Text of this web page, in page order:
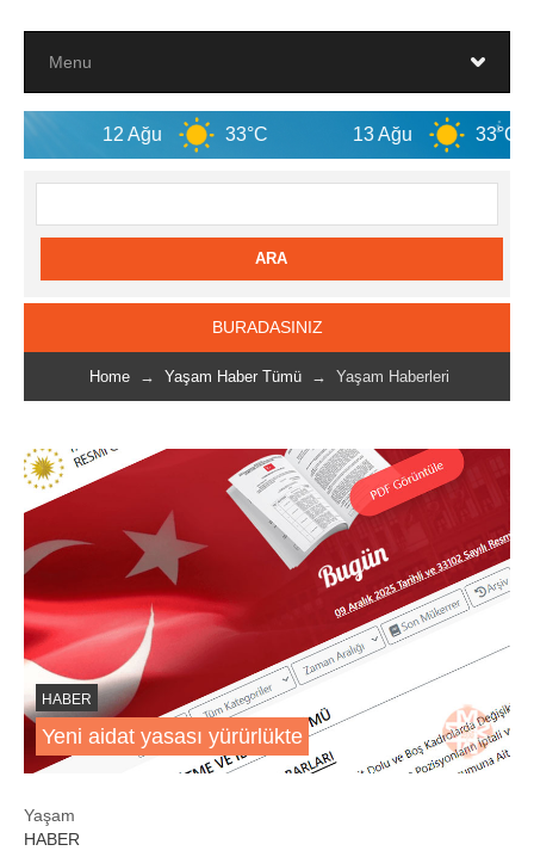
33°C 13 Ağu 33°C 14
BURADASINIZ
Home→ Yaşam Haber Tümü→ Yaşam Haberleri
HABER
Yeni aidat yasası yürürlükte
Yaşam
HABER